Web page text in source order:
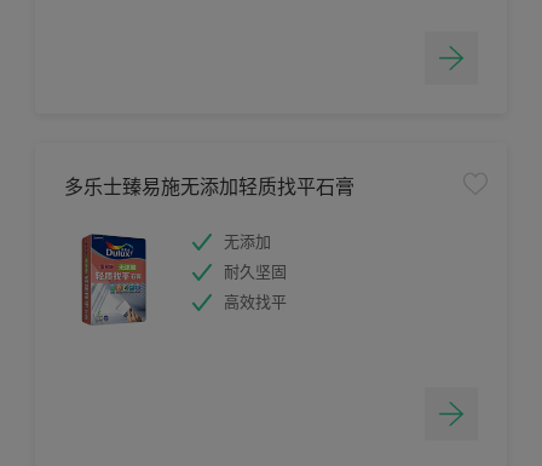
多乐士臻易施无添加轻质找平石膏
无添加
耐久坚固
高效找平